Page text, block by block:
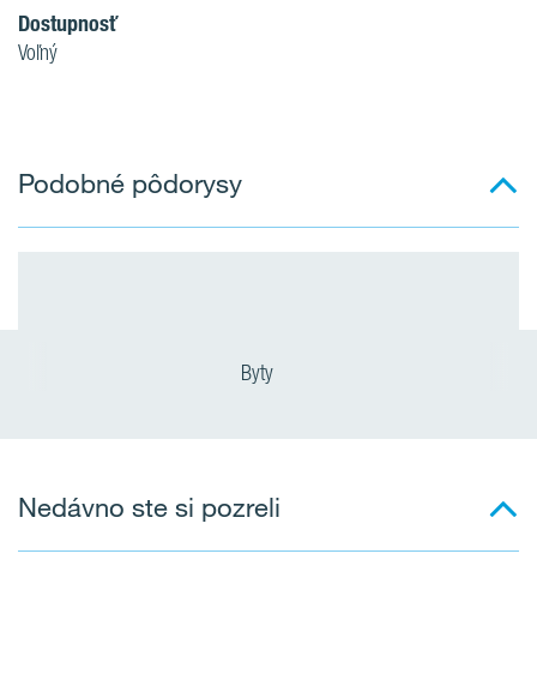
Dostupnosť
Voľný
Podobné pôdorysy
Byty
Nedávno ste si pozreli